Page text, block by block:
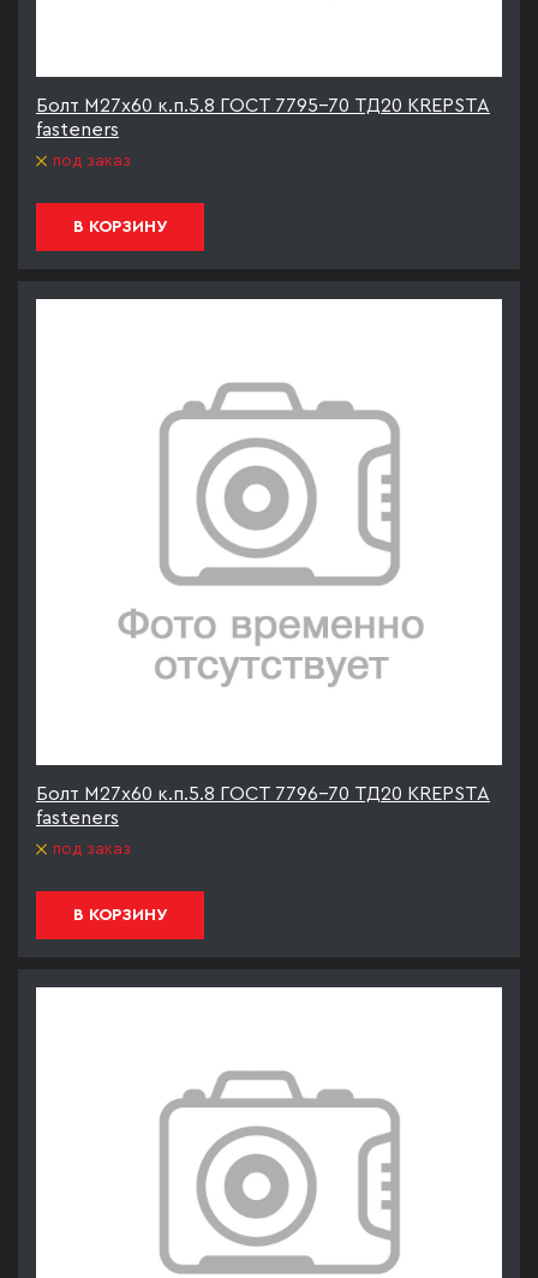
Болт М27х60 к.п.5.8 ГОСТ 7795-70 ТД20 KREPSTA
fasteners
под заказ
В КОРЗИНУ
Болт М27х60 к.п.5.8 ГОСТ 7796-70 ТД20 KREPSTA
fasteners
под заказ
В КОРЗИНУ